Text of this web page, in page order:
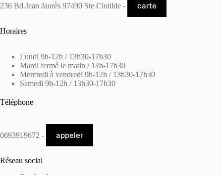
236 Bd Jean Jaurès 97490 Ste Clotilde - carte
Horaires
Lundi 9h-12h / 13h30-17h30
Mardi fermé le matin / 14h-17h30
Mercredi à vendredi 9h-12h / 13h30-17h30
Samedi 9h-12h / 13h30-17h30
Téléphone
0693919672 - appeler
Réseau social